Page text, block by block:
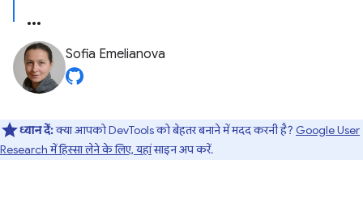
Sofia Emelianova
ध्यान दें:क्या आपको DevTools को बेहतर बनाने में मदद करनी है? Google User
Research में हिस्सा लेने के लिए, यहांसाइन अप करें.